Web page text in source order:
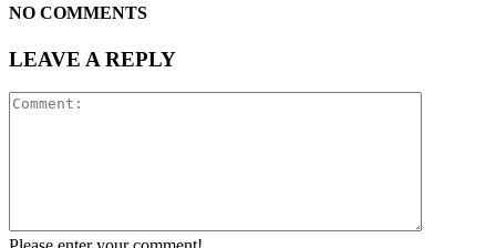
NO COMMENTS
LEAVE A REPLY